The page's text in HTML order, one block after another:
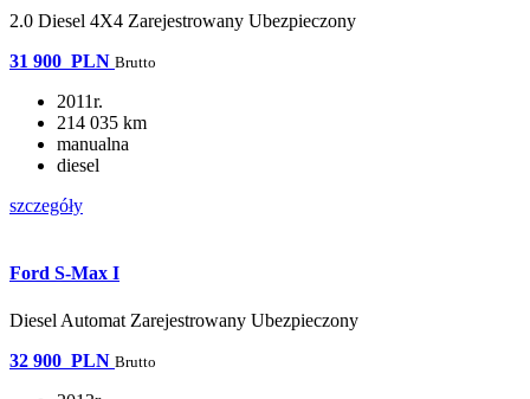
2.0 Diesel 4X4 Zarejestrowany Ubezpieczony
31 900 PLN Brutto
2011r.
214 035 km
manualna
diesel
szczegóły
Ford S-Max I
Diesel Automat Zarejestrowany Ubezpieczony
32 900 PLN Brutto